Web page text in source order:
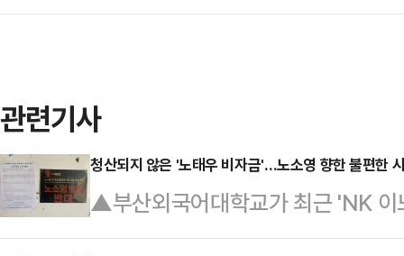
관련기사
청산되지 않은 '노태우 비자금'…노소영 향한 불편한
▲부산외국어대학교가 최근 'NK 이
창업 지원과 관련된 행사를 열었다.